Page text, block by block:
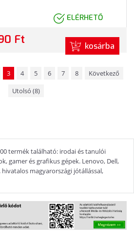
ELÉRHETŐ
Ft kosárba
3 4 5 6 7 8
Következő
Utolsó (8)
termék található: irodai és tanulói
gamer és grafikus gépek. Lenovo, Dell,
hivatalos magyarországi jótállással,